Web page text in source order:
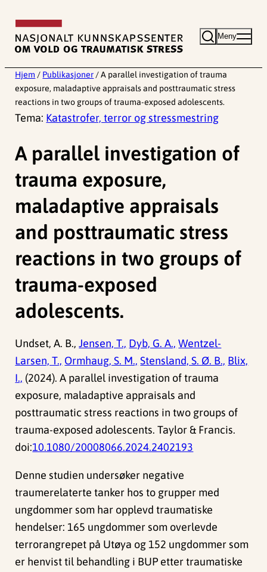
innhold
Meny
Hjem / Publikasjoner / A parallel investigation of trauma
exposure, maladaptive appraisals and posttraumatic stress
reactions in two groups of trauma-exposed adolescents.
Tema: Katastrofer, terror og stressmestring
A parallel investigation of
trauma exposure,
maladaptive appraisals
and posttraumatic stress
reactions in two groups of
trauma-exposed
adolescents.
Undset, A. B.,Jensen, T., Dyb, G. A., Wentzel-
Larsen, T., Ormhaug, S. M., Stensland, S. Ø. B., Blix,
I., (2024). A parallel investigation of trauma
exposure, maladaptive appraisals and
posttraumatic stress reactions in two groups of
trauma-exposed adolescents. Taylor & Francis.
doi:10.1080/20008066.2024.2402193
Denne studien undersøker negative
traumerelaterte tanker hos to grupper med
ungdommer som har opplevd traumatiske
hendelser: 165 ungdommer som overlevde
terrorangrepet på Utøya og 152 ungdommer som
er henvist til behandling i BUP etter traumatiske